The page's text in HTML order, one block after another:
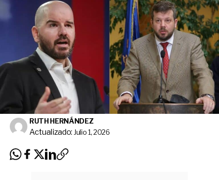
RUTH HERNÁNDEZ
Actualizado: Julio 1, 2026